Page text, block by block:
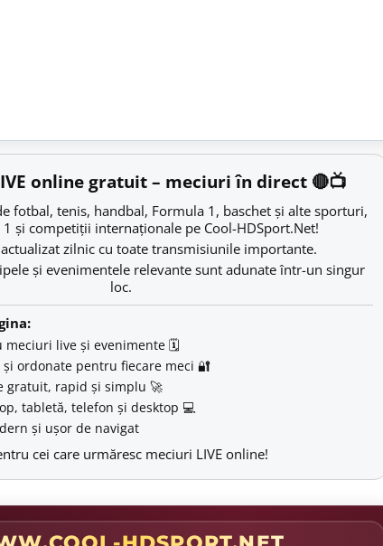
online gratuit – meciuri în direct 🔴📺
fotbal, tenis, handbal, Formula 1, baschet și alte sporturi,
1 și competiții internaționale pe Cool-HDSport.Net!
zilnic cu toate transmisiunile importante.
și evenimentele relevante sunt adunate într-un singur
loc.
meciuri live și evenimente 🗓️
ordonate pentru fiecare meci 🔐
gratuit, rapid și simplu 🚀
tabletă, telefon și desktop 💻
și ușor de navigat
cei care urmăresc meciuri LIVE online!